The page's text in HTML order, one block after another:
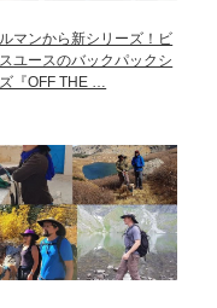
マンから新シリーズ！ビ
ユースのバックパックシ
『OFF THE …